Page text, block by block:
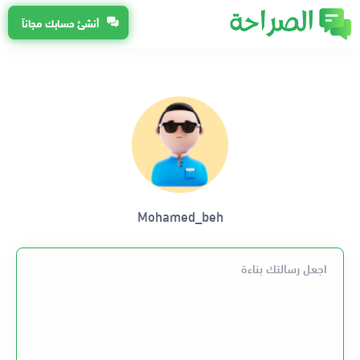
أنشئ حسابك مجاناً
Mohamed_beh